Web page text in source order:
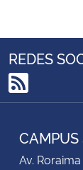
Ministério do
Ministério da
REDES
RSS
CAMPUS
Av.